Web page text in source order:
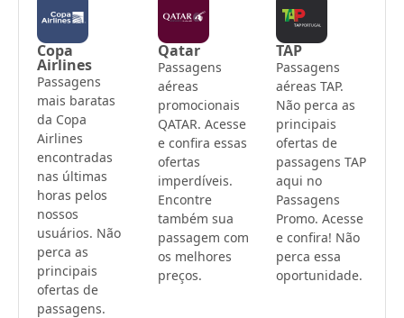
Copa
Airlines
Passagens
mais baratas
da Copa
Airlines
encontradas
nas últimas
horas pelos
nossos
usuários. Não
perca as
principais
ofertas de
passagens.
Qatar
Passagens
aéreas
promocionais
QATAR. Acesse
e confira essas
ofertas
imperdíveis.
Encontre
também sua
passagem com
os melhores
preços.
TAP
Passagens
aéreas TAP.
Não perca as
principais
ofertas de
passagens TAP
aqui no
Passagens
Promo. Acesse
e confira! Não
perca essa
oportunidade.